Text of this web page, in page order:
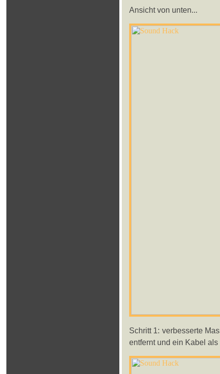
Ansicht von unten...
Schritt 1: verbesserte
entfernt und ein Kabel